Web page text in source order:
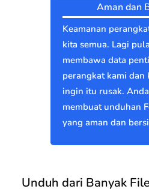
Aman dan
Keamanan
kita semua. Lagi
membawa data
perangkat kami dan
ingin itu rusak.
membuat unduhan
yang aman dan
Unduh dari Banyak